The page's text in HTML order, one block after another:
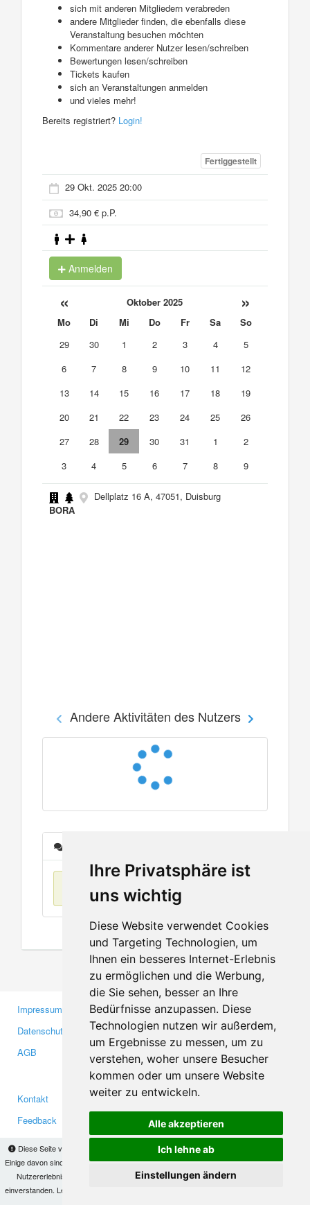
Ihre Privatsphäre ist
uns wichtig
Diese Website verwendet Cookies
und Targeting Technologien, um
Ihnen ein besseres Internet-Erlebnis
zu ermöglichen und die Werbung,
die Sie sehen, besser an Ihre
Bedürfnisse anzupassen. Diese
Technologien nutzen wir außerdem,
um Ergebnisse zu messen, um zu
verstehen, woher unsere Besucher
kommen oder um unsere Website
weiter zu entwickeln.
Alle akzeptieren
Ich lehne ab
Einstellungen ändern
Diese Seite verwendet Cookies, um Informationen auf Ihrem Computer zu speichern.
Einige davon sind notwendig, damit unsere Seite funktioniert, andere helfen uns dabei, das
Nutzererlebnis zu verbessern. Mit der Nutzung dieser Seite erklären Sie sich damit
einverstanden. Lesen Sie unsere
sich mit anderen Mitgliedern verabreden
andere Mitglieder finden, die ebenfalls diese
Veranstaltung besuchen möchten
Kommentare anderer Nutzer lesen/schreiben
Bewertungen lesen/schreiben
Tickets kaufen
sich an Veranstaltungen anmelden
und vieles mehr!
Bereits registriert? Login!
Fertiggestellt
29 Okt. 2025 20:00
34,90 € p.P.
Anmelden
« Oktober 2025 »
Mo Di Mi Do Fr Sa
So
29
30 1 2 3 4
5
6
7 8 9 10 11
12
13
14 15 16 17 18
19
20
21 22 23 24 25
26
27
28 29 30 31 1
2
3
4 5 6 7 8 9
Dellplatz 16 A, 47051, Duisburg
BORA
Andere Aktivitäten des Nutzers
Keine Einträge
Impressum
Datenschutzerklärung
AGB
Gewerbetreibende
Investoren
Medien
Kontakt
Feedback
Facebook
Twitter
YouTube
Google+